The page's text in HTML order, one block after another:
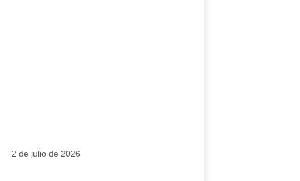
2 de julio de 2026